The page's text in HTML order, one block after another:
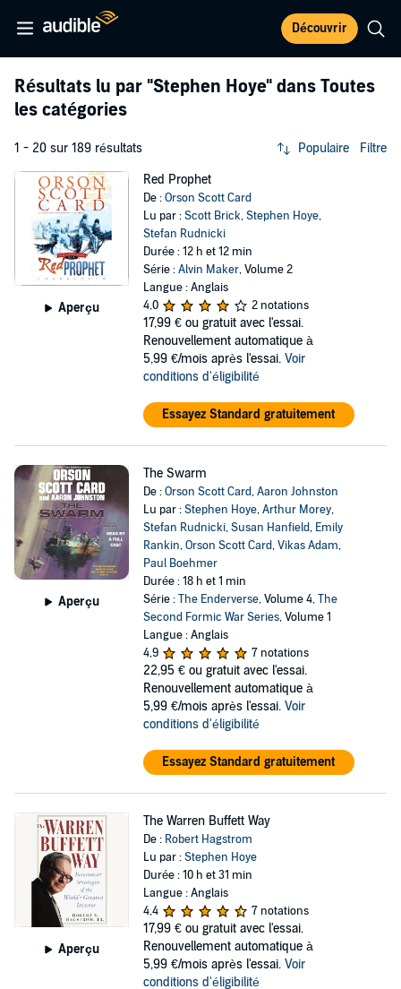
Découvrir
Résultats lu par "Stephen Hoye" dans Toutes
les catégories
1 - 20 sur 189 résultats Populaire Filtre
Aperçu
Red Prophet
De :Orson Scott Card
Lu par :Scott Brick,Stephen Hoye,
Stefan Rudnicki
Durée : 12 h et 12 min
Série :Alvin Maker, Volume 2
Langue : Anglais
4,0
2 notations
17,99 € ou gratuit avec l'essai.
Renouvellement automatique à
5,99 €/mois après l'essai. Voir
conditions d'éligibilité
Essayez Standard gratuitement
Aperçu
The Swarm
De :Orson Scott Card,Aaron Johnston
Lu par :Stephen Hoye,Arthur Morey,
Stefan Rudnicki,Susan Hanfield, Emily
Rankin,Orson Scott Card,Vikas Adam,
Paul Boehmer
Durée : 18 h et 1 min
Série :The Enderverse, Volume 4,The
Second Formic War Series, Volume 1
Langue : Anglais
4,9
7 notations
22,95 € ou gratuit avec l'essai.
Renouvellement automatique à
5,99 €/mois après l'essai. Voir
conditions d'éligibilité
Essayez Standard gratuitement
Aperçu
The Warren Buffett Way
De : Robert Hagstrom
Lu par :Stephen Hoye
Durée : 10 h et 31 min
Langue : Anglais
4,4
7 notations
17,99 € ou gratuit avec l'essai.
Renouvellement automatique à
5,99 €/mois après l'essai. Voir
conditions d'éligibilité